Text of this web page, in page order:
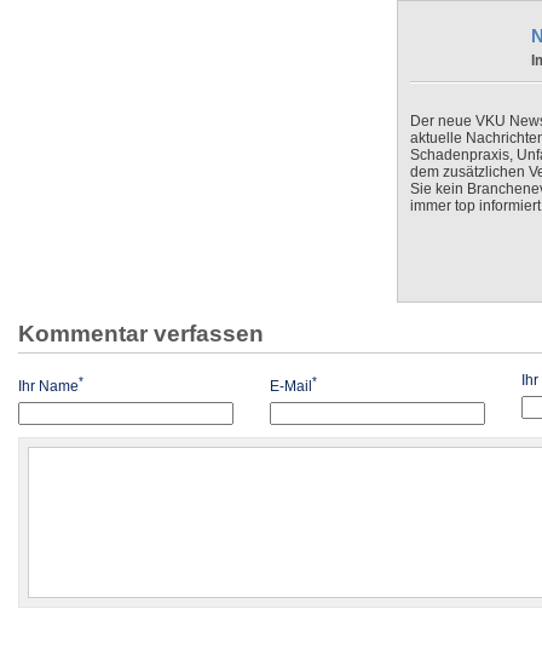
Der neue VKU
aktuelle
Schadenpraxis,
dem zusätzlichen
Sie kein
immer top
Kommentar verfassen
Ihr Name* E-Mail* Ihr